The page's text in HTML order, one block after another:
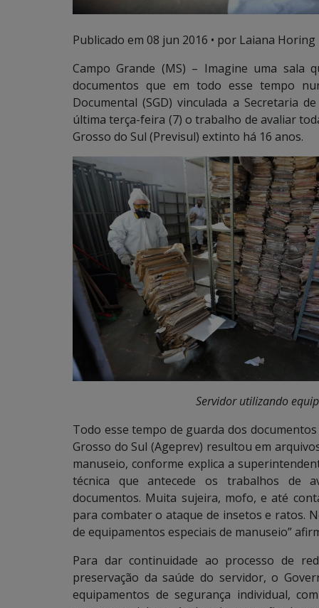
Publicado em 08 jun 2016 • por Laiana Horing
Campo Grande (MS) – Imagine uma sala
documentos que em todo esse tempo
Documental (SGD) vinculada a Secretaria
última terça-feira (7) o trabalho de avaliar
Grosso do Sul (Previsul) extinto há 16 anos.
Servidor utilizando
Todo esse tempo de guarda dos
Grosso do Sul (Ageprev) resultou em
manuseio, conforme explica a
técnica que antecede os trabalhos de
documentos. Muita sujeira, mofo, e até
para combater o ataque de insetos e ratos.
de equipamentos especiais de manuseio”
Para dar continuidade ao processo de
preservação da saúde do servidor, o
equipamentos de segurança individual,